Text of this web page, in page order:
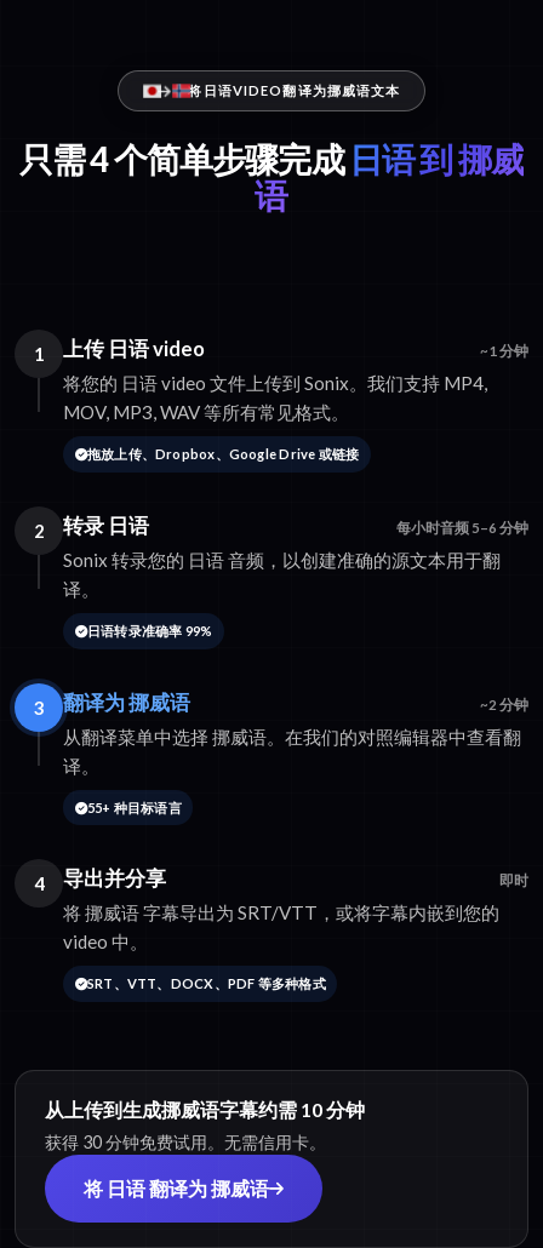
将日语VIDEO翻译为挪威语文本
只需 4 个简单步骤完成日语 到 挪威
语
1 上传 日语 video ~1 分钟
将您的 日语 video 文件上传到 Sonix。我们支持 MP4,
MOV, MP3, WAV 等所有常见格式。
拖放上传、Dropbox、Google Drive 或链接
2 转录 日语 每小时音频 5–6 分钟
Sonix 转录您的 日语 音频，以创建准确的源文本用于翻
译。
日语转录准确率 99%
3 翻译为 挪威语 ~2 分钟
从翻译菜单中选择 挪威语。在我们的对照编辑器中查看翻
译。
55+ 种目标语言
4 导出并分享 即时
将 挪威语 字幕导出为 SRT/VTT，或将字幕内嵌到您的
video 中。
SRT、VTT、DOCX、PDF 等多种格式
从上传到生成挪威语字幕约需 10 分钟
获得 30 分钟免费试用。无需信用卡。
将 日语 翻译为 挪威语